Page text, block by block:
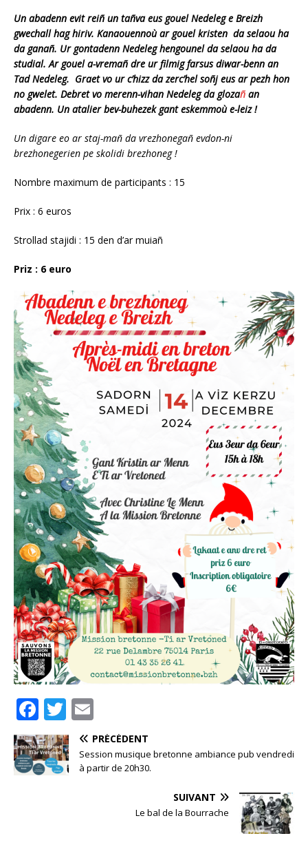
Un abadenn evit reiñ un tañva eus gouel Nedeleg e Breizh
gwechall hag hiriv. Kanaouennoù ar gouel kristen da selaou ha
da ganañ. Ur gontadenn Nedeleg hengounel da selaou ha da
studial.Ar gouel a-vremañ dre ur filmig farsus diwar-benn an
Tad Nedeleg. Graet vo ur c’hizz da zerc’hel soñj eus ar pezh hon
no gwelet. Debret vo merenn-vihan Nedeleg da glozañan
abadenn. Un atalier bev-buhezek gant eskemmoù e-leiz !
Un digare eo ar staj-mañ da vrezhonegañ evdon-ni
brezhonegerien pe skolidi brezhoneg !
Nombre maximum de participants : 15
Prix : 6 euros
Strollad stajidi : 15 den d’ar muiañ
Priz : 6 euro
F
a
c
e
T
w
it
te
m
ai
l
PRÉCÉDENT
Session musique bretonne ambiance pub vendredi
à partir de 20h30.
SUIVANT
Le bal de la Bourrache